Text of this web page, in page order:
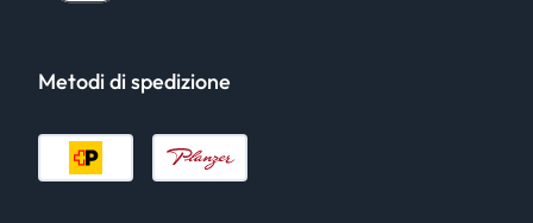
Metodi di spedizione